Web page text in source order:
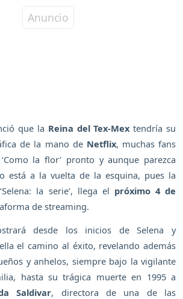
que la Reina del Tex-Mex tendría su
de la mano de Netflix, muchas fans
la flor’ pronto y aunque parezca
está a la vuelta de la esquina, pues la
la serie’, llega el próximo 4 de
de streaming.
desde los inicios de Selena y
el camino al éxito, revelando además
y anhelos, siempre bajo la vigilante
hasta su trágica muerte en 1995 a
Saldivar, directora de una de las